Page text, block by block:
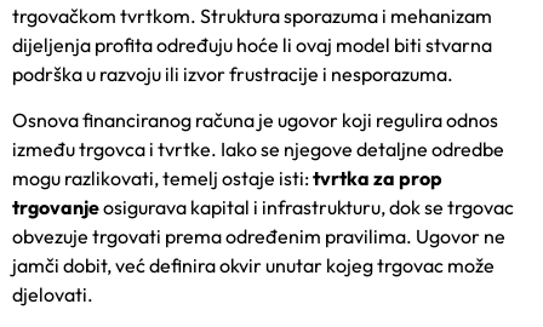
trgovačkom tvrtkom. Struktura sporazuma i mehanizam
dijeljenja profita određuju hoće li ovaj model biti stvarna
podrška u razvoju ili izvor frustracije i nesporazuma.
Osnova financiranog računa je ugovor koji regulira odnos
između trgovca i tvrtke. Iako se njegove detaljne odredbe
mogu razlikovati, temelj ostaje isti:tvrtka za prop
trgovanjeosigurava kapital i infrastrukturu, dok se trgovac
obvezuje trgovati prema određenim pravilima. Ugovor ne
jamči dobit, već definira okvir unutar kojeg trgovac može
djelovati.